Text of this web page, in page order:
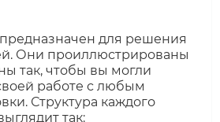
для решения
Они проиллюстрированы
так, чтобы вы могли
работе с любым
Структура каждого
так: